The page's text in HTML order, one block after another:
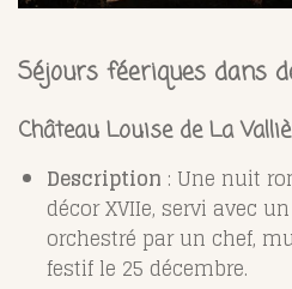
Séjours féeriques dans
Château Louise de La
Description : Une nuit
décor XVIIe, servi avec
orchestré par un chef,
festif le 25 décembre.